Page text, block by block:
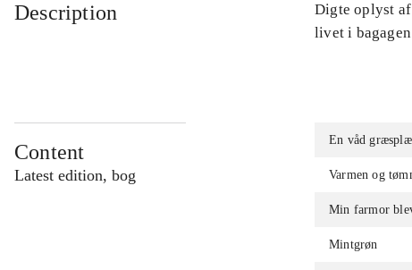
Description
Digte oplyst
livet i
Content
Latest edition, bog
En våd
Varmen og
Min farmor
Mintgrøn